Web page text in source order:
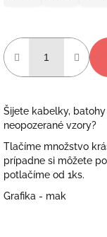
Šijete kabelky,
neopozerané vzory?
Tlačíme množstvo
prípadne si môžete
potlačíme od 1ks.
Grafika - mak